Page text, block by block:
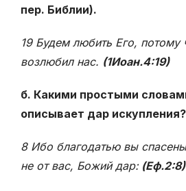
пер. Библии).
19 Будем любить Его,
возлюбил нас. (1Иоан.4:19)
б. Какими простыми
описывает дар
8 Ибо благодатью вы
не от вас, Божий дар:(Еф.2:8)